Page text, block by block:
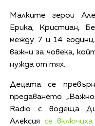
Малките герои
Ерика, Кристиан,
между 7 и 14
важни за човека,
нужда от тях.
Децата се
предаването
Radio с водеща
Алексия се